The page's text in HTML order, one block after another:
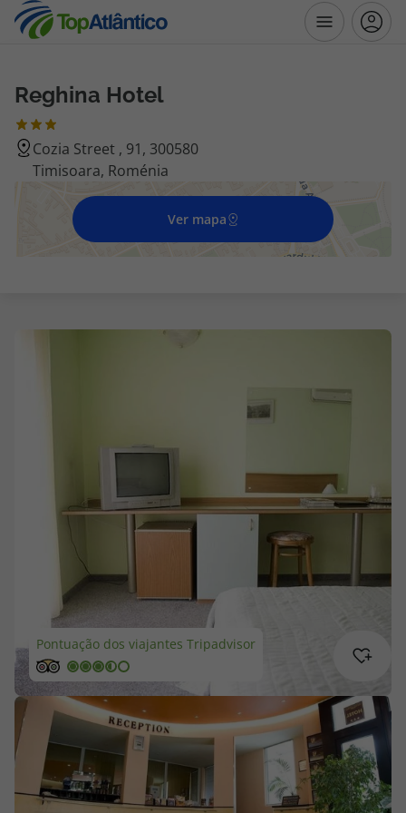
Destinos
Voos
Hotéis
Voos + Hotel
Especialistas
Cheque Viagem
Rede de Lojas
Blog TopViagens
Área de Cliente
Reghina Hotel
Cozia Street , 91, 300580
Timisoara, Roménia
Ver mapa
Pontuação dos viajantes Tripadvisor